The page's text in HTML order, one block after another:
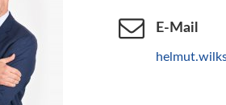
E-Mail